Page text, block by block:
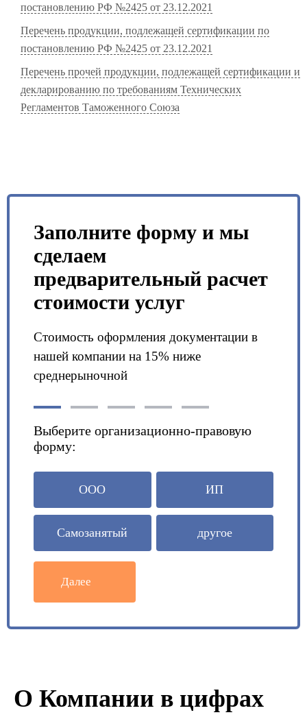
постановлению РФ №2425 от 23.12.2021
Перечень продукции, подлежащей сертификации по
постановлению РФ №2425 от 23.12.2021
Перечень прочей продукции, подлежащей сертификации и
декларированию по требованиям Технических
Регламентов Таможенного Союза
Заполните форму и мы
сделаем
предварительный расчет
стоимости услуг
Стоимость оформления документации в
нашей компании на 15% ниже
среднерыночной
Выберите организационно-правовую
форму:
ООО ИП
Самозанятый другое
Далее
О Компании в цифрах